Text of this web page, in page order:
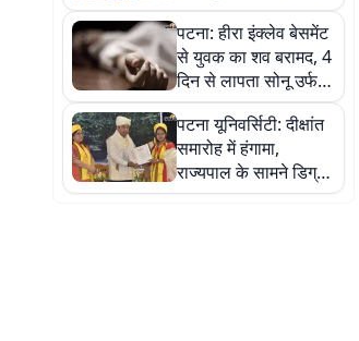
कहा नहीं थी उम्मीद, बेटा
था तो किसी को बोलने की
नहीं थी हिम्मत
पटना: हीरा इंक्लेव बेसमेंट
से युवक का शव बरामद, 4
दिन से लापता सोनू उर्फ
शुक्ला की संदिग्ध मौत
पटना यूनिवर्सिटी: दीक्षांत
समारोह में हंगामा,
राज्यपाल के सामने डिग्री
की मांग पर अड़े छात्र,